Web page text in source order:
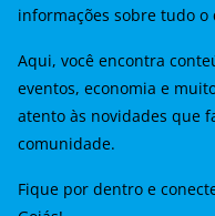
informações sobre tudo o
Aqui, você encontra
eventos, economia e
atento às novidades que
comunidade.
Fique por dentro e